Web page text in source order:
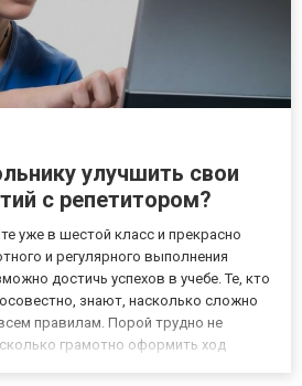
улучшить свои
с репетитором?
уже в шестой класс и прекрасно
и регулярного выполнения
достичь успехов в учебе. Те, кто
знают, насколько сложно
правилам. Порой трудно не
грамотно оформить ход